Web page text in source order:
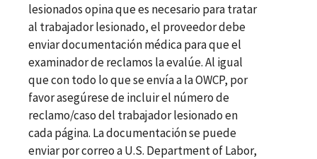
lesionados opina que es necesario para tratar
al trabajador lesionado, el proveedor debe
enviar documentación médica para que el
examinador de reclamos la evalúe. Al igual
que con todo lo que se envía a la OWCP, por
favor asegúrese de incluir el número de
reclamo/caso del trabajador lesionado en
cada página. La documentación se puede
enviar por correo a U.S. Department of Labor,